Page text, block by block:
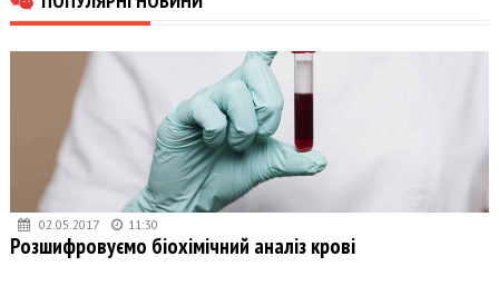
02.05.2017 11:30
Розшифровуємо біохімічний аналіз крові